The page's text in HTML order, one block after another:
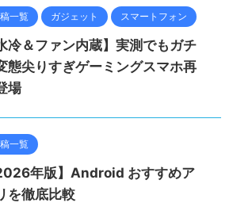
一覧 ガジェット スマートフォン
冷＆ファン内蔵】実測でもガチ
態尖りすぎゲーミングスマホ再
場
一覧
年版】Android おすすめア
を徹底比較